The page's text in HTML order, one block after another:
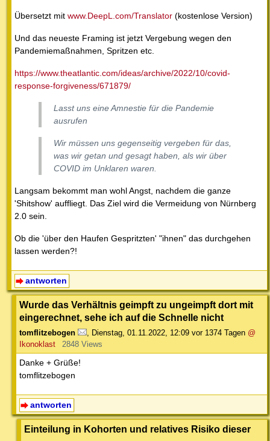
Übersetzt mit www.DeepL.com/Translator (kostenlose Version)
Und das neueste Framing ist jetzt Vergebung wegen den
Pandemiemaßnahmen, Spritzen etc.
https://www.theatlantic.com/ideas/archive/2022/10/covid-
response-forgiveness/671879/
Lasst uns eine Amnestie für die Pandemie
ausrufen
Wir müssen uns gegenseitig vergeben für das,
was wir getan und gesagt haben, als wir über
COVID im Unklaren waren.
Langsam bekommt man wohl Angst, nachdem die ganze
'Shitshow' auffliegt. Das Ziel wird die Vermeidung von Nürnberg
2.0 sein.
Ob die 'über den Haufen Gespritzten' "ihnen" das durchgehen
lassen werden?!
antworten
Wurde das Verhältnis geimpft zu ungeimpft dort mit
eingerechnet, sehe ich auf die Schnelle nicht
tomflitzebogen Dienstag, 01.11.2022, 12:09 vor 1374 Tagen @
Ikonoklast
2848 Views
Danke + Grüße!
tomflitzebogen
antworten
Einteilung in Kohorten und relatives Risiko dieser